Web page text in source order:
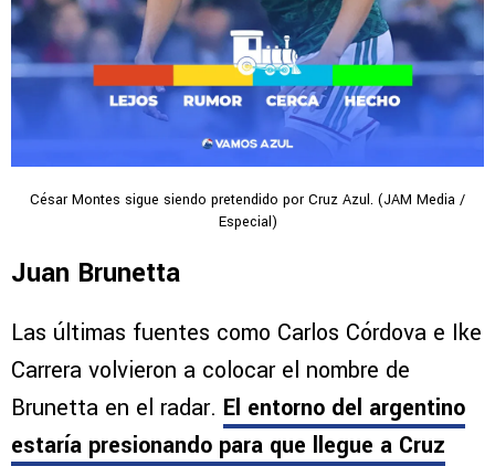
César Montes sigue siendo pretendido por Cruz Azul. (JAM Media /
Especial)
Juan Brunetta
Las últimas fuentes como Carlos Córdova e Ike
Carrera volvieron a colocar el nombre de
Brunetta en el radar. El entorno del argentino
estaría presionando para que llegue a Cruz